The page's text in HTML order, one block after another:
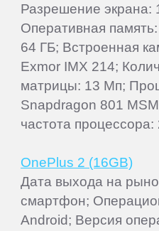
Разрешение экрана:
Оперативная
64 ГБ; Встроенная
Exmor IMX 214;
матрицы: 13 Мп;
Snapdragon 801
частота
OnePlus 2 (16GB)
Дата выхода на
смартфон;
Android; Версия